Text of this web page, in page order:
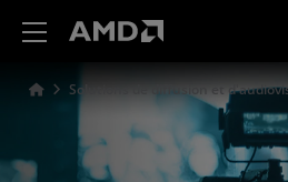
Solutions de diffusion et